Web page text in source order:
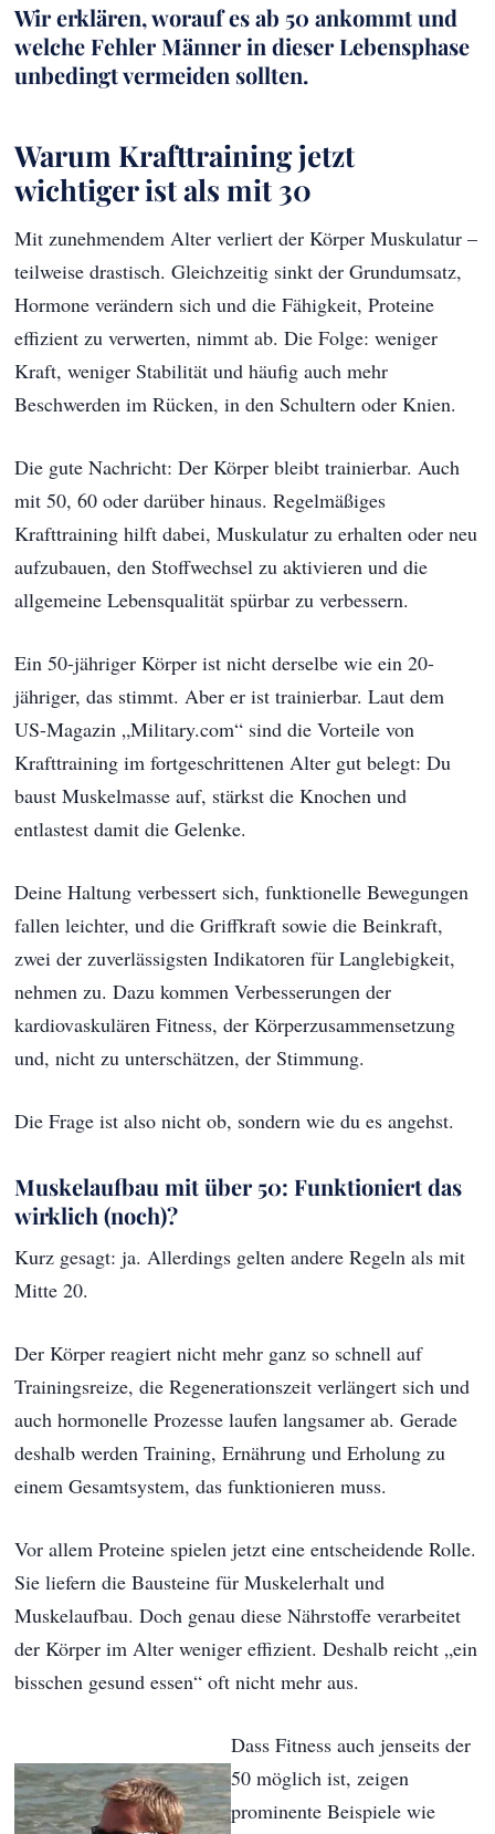
Wir erklären, worauf es ab 50 ankommt und
welche Fehler Männer in dieser Lebensphase
unbedingt vermeiden sollten.
Warum Krafttraining jetzt
wichtiger ist als mit 30
Mit zunehmendem Alter verliert der Körper Muskulatur –
teilweise drastisch. Gleichzeitig sinkt der Grundumsatz,
Hormone verändern sich und die Fähigkeit, Proteine
effizient zu verwerten, nimmt ab. Die Folge: weniger
Kraft, weniger Stabilität und häufig auch mehr
Beschwerden im Rücken, in den Schultern oder Knien.
Die gute Nachricht: Der Körper bleibt trainierbar. Auch
mit 50, 60 oder darüber hinaus. Regelmäßiges
Krafttraining hilft dabei, Muskulatur zu erhalten oder neu
aufzubauen, den Stoffwechsel zu aktivieren und die
allgemeine Lebensqualität spürbar zu verbessern.
Ein 50-jähriger Körper ist nicht derselbe wie ein 20-
jähriger, das stimmt. Aber er ist trainierbar. Laut dem
US-Magazin „Military.com“ sind die Vorteile von
Krafttraining im fortgeschrittenen Alter gut belegt: Du
baust Muskelmasse auf, stärkst die Knochen und
entlastest damit die Gelenke.
Deine Haltung verbessert sich, funktionelle Bewegungen
fallen leichter, und die Griffkraft sowie die Beinkraft,
zwei der zuverlässigsten Indikatoren für Langlebigkeit,
nehmen zu. Dazu kommen Verbesserungen der
kardiovaskulären Fitness, der Körperzusammensetzung
und, nicht zu unterschätzen, der Stimmung.
Die Frage ist also nicht ob, sondern wie du es angehst.
Muskelaufbau mit über 50: Funktioniert das
wirklich (noch)?
Kurz gesagt: ja. Allerdings gelten andere Regeln als mit
Mitte 20.
Der Körper reagiert nicht mehr ganz so schnell auf
Trainingsreize, die Regenerationszeit verlängert sich und
auch hormonelle Prozesse laufen langsamer ab. Gerade
deshalb werden Training, Ernährung und Erholung zu
einem Gesamtsystem, das funktionieren muss.
Vor allem Proteine spielen jetzt eine entscheidende Rolle.
Sie liefern die Bausteine für Muskelerhalt und
Muskelaufbau. Doch genau diese Nährstoffe verarbeitet
der Körper im Alter weniger effizient. Deshalb reicht „ein
bisschen gesund essen“ oft nicht mehr aus.
Dass Fitness auch jenseits der
50 möglich ist, zeigen
prominente Beispiele wie